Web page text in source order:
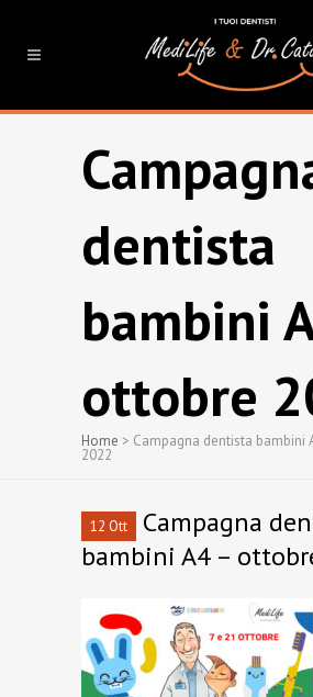
dentista
bambini
ottobre
Home > Campagna dentista bambini
2022
12 Ott
Campagna
bambini A4 –